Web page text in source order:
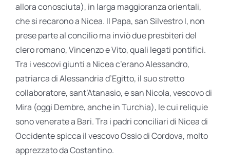
allora conosciuta), in larga maggioranza orientali,
che si recarono a Nicea. Il Papa, san Silvestro I, non
prese parte al concilio ma inviò due presbiteri del
clero romano, Vincenzo e Vito, quali legati pontifici.
Tra i vescovi giunti a Nicea c’erano Alessandro,
patriarca di Alessandria d’Egitto, il suo stretto
collaboratore, sant’Atanasio, e san Nicola, vescovo di
Mira (oggi Dembre, anche in Turchia), le cui reliquie
sono venerate a Bari. Tra i padri conciliari di Nicea di
Occidente spicca il vescovo Ossio di Cordova, molto
apprezzato da Costantino.